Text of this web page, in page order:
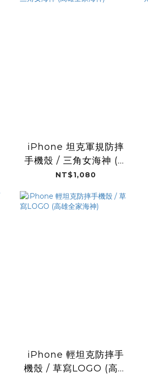
iPhone 坦克軍規防摔
手機殼 / 三角女海神 (高
雄全家海神)
NT$1,080
iPhone 輕坦克防摔手
機殼 / 草寫LOGO (高雄